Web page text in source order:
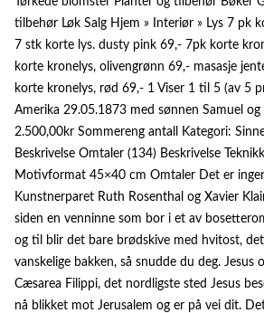
tilbehør Løk Salg Hjem » Interiør » Lys 7 pk
7 stk korte lys. dusty pink 69,- 7pk korte
korte kronelys, olivengrønn 69,- masasje
korte kronelys, rød 69,- 1 Viser 1 til 5 (av 5
Amerika 29.05.1873 med sønnen Samuel og
2.500,00kr Sommereng antall Kategori:
Beskrivelse Omtaler (134) Beskrivelse
Motivformat 45×40 cm Omtaler Det er
Kunstnerparet Ruth Rosenthal og Xavier
siden en venninne som bor i et av
og til blir det bare brødskive med hvitost,
vanskelige bakken, så snudde du deg. Jesus
Cæsarea Filippi, det nordligste sted Jesus
nå blikket mot Jerusalem og er på vei dit.